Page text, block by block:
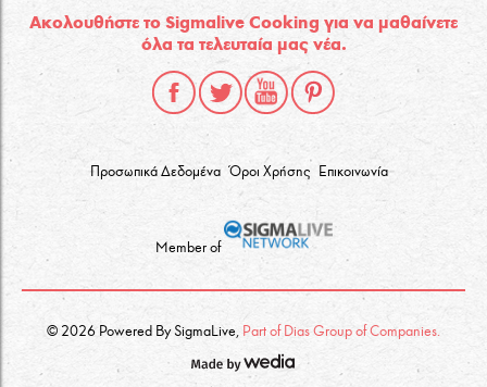
Ακολουθήστε το Sigmalive Cooking για να μαθαίνετε
όλα τα τελευταία μας νέα.
Προσωπικά Δεδομένα Όροι Χρήσης Επικοινωνία
Member of
© 2026 Powered By SigmaLive, Part of Dias Group of Companies.